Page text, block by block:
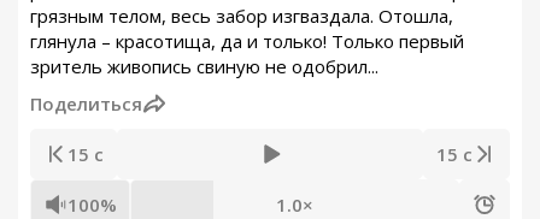
грязным телом, весь забор изгваздала. Отошла,
глянула – красотища, да и только! Только первый
зритель живопись свиную не одобрил...
Поделиться
15 с 15 с
100% 1.0×